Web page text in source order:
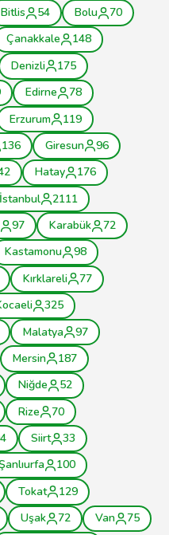
Bitlis 54 Bolu
70
Çanakkale
148
Denizli
175
Edirne
78
Erzurum
119
136 Giresun
96
Hatay
176
İstanbul
2111
97 Karabük
72
Kastamonu
98
Kırklareli
77
325
Malatya
97
Mersin
187
Niğde
52
Rize
70
Siirt
33
100
Tokat
129
Uşak 72 Van
75